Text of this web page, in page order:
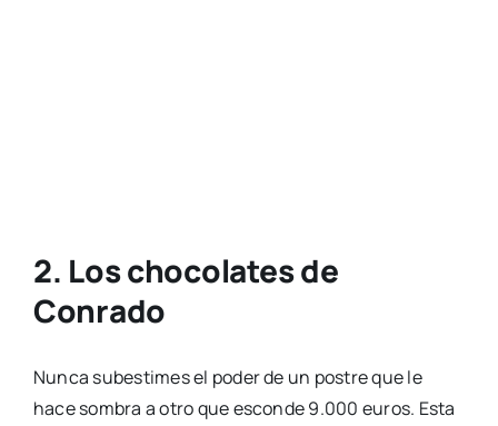
2. Los chocolates de
Conrado
Nunca subestimes el poder de un postre que le
hace sombra a otro que esconde 9.000 euros. Esta